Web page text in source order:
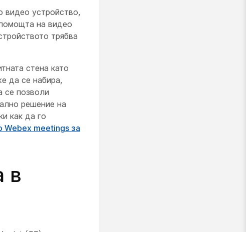
видео устройство,
на видео
трябва
стена като
да се набира,
се позволи
решение на
как да го
Webex meetings за
в